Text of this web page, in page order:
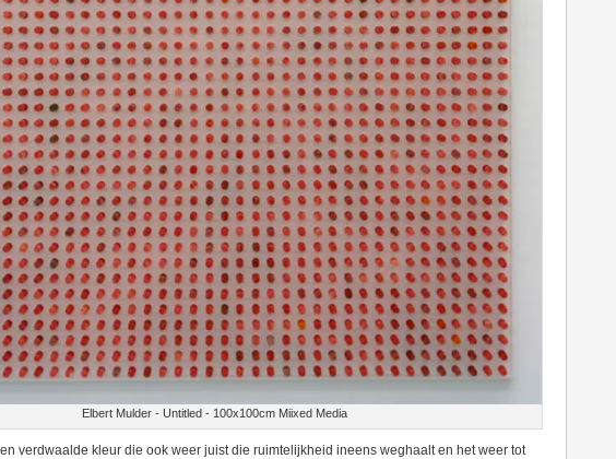
Elbert Mulder - Untitled - 100x100cm Miixed Media
verdwaalde kleur die ook weer juist die ruimtelijkheid ineens weghaalt en het weer tot